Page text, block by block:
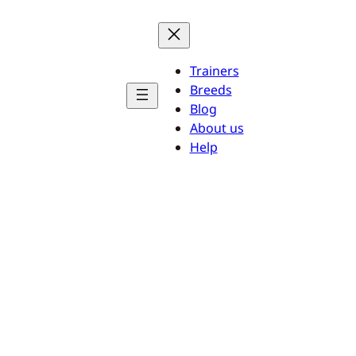
Trainers
Breeds
Blog
About us
Help